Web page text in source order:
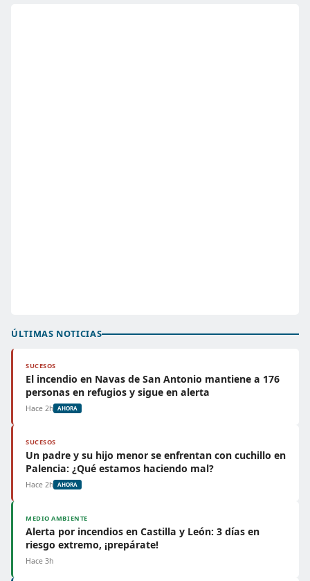
ÚLTIMAS NOTICIAS
SUCESOS
El incendio en Navas de San Antonio mantiene a 176
personas en refugios y sigue en alerta
Hace 2h AHORA
SUCESOS
Un padre y su hijo menor se enfrentan con cuchillo en
Palencia: ¿Qué estamos haciendo mal?
Hace 2h AHORA
MEDIO AMBIENTE
Alerta por incendios en Castilla y León: 3 días en
riesgo extremo, ¡prepárate!
Hace 3h